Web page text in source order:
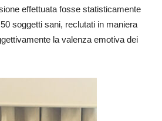
effettuata fosse statisticamente
soggetti sani, reclutati in maniera
la valenza emotiva dei